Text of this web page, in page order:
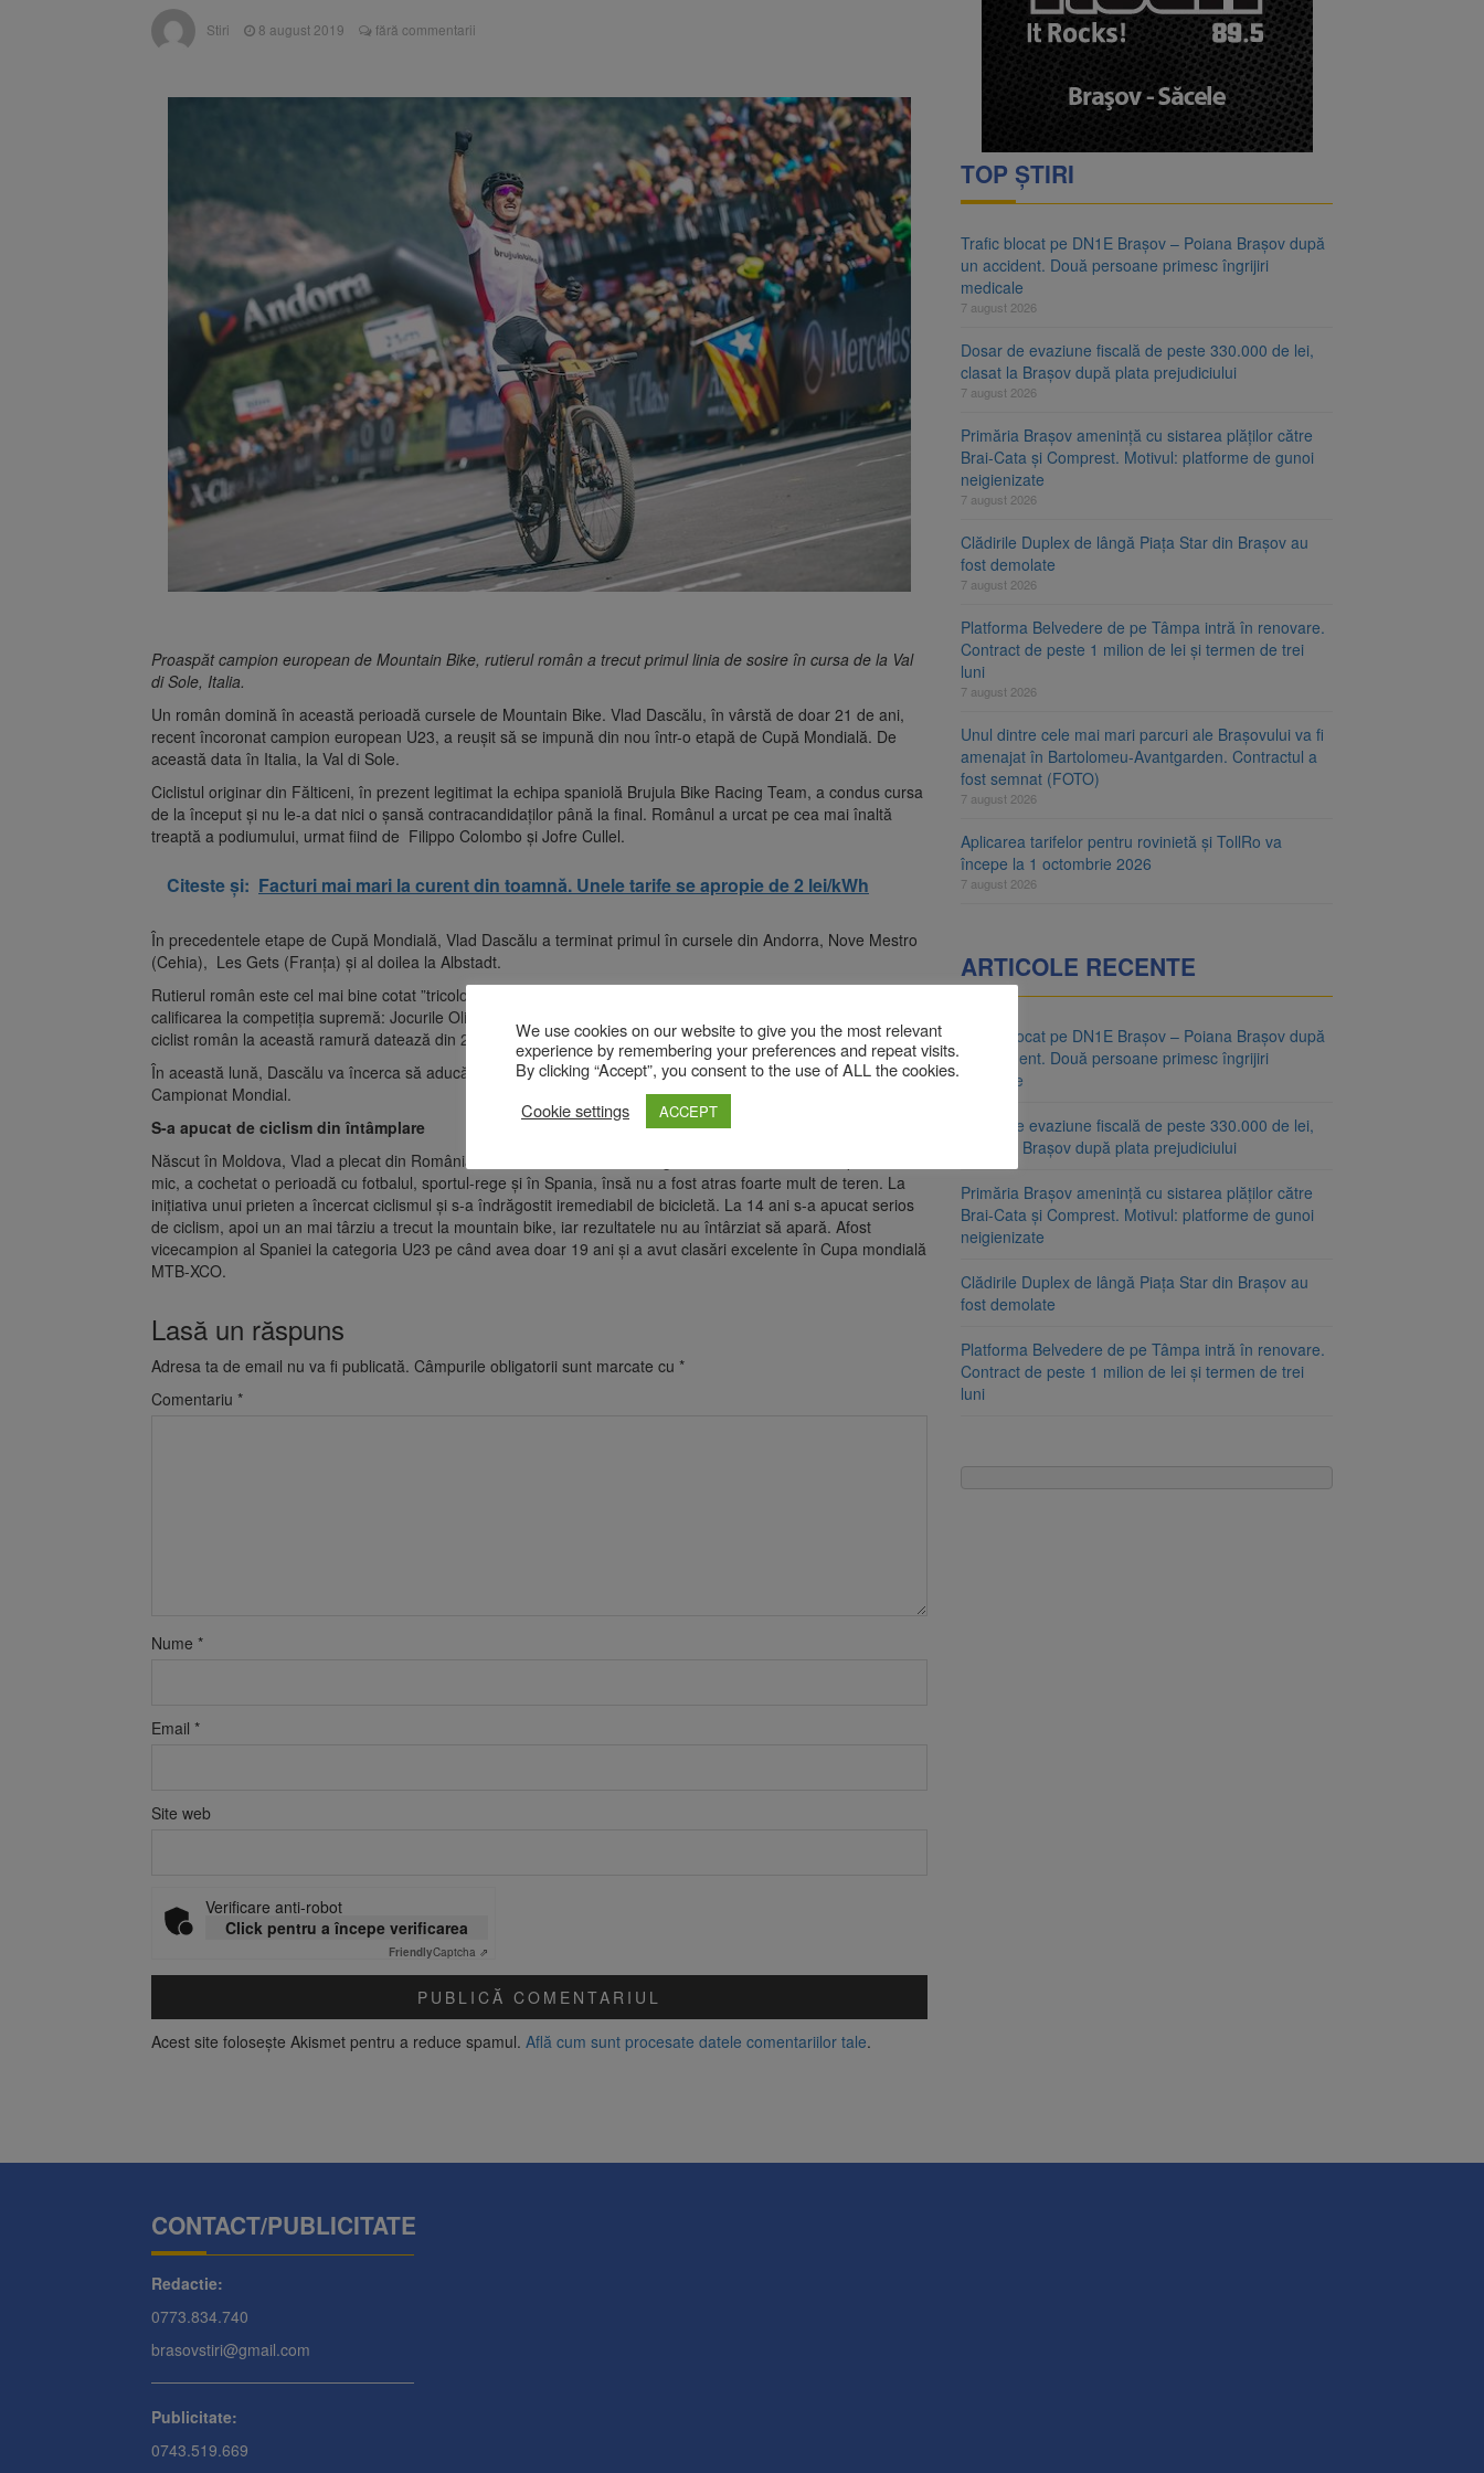
Unul dintre cele mai mari parcuri ale Brașovului va fi amenajat în Bartolomeu-Avantgarden. Contractul a
fost semnat (FOTO)
Trafic blocat pe DN1E Brașov – Poiana Brașov după un accident. Două persoane primesc îngrijiri
Stiri 8 august 2019 fără commentarii
Proaspăt campion european de Mountain Bike, rutierul român a trecut primul linia de sosire în cursa de la Val
di Sole, Italia.
Un român domină în această perioadă cursele de Mountain Bike. Vlad Dascălu, în vârstă de doar 21 de ani,
recent încoronat campion european U23, a reușit să se impună din nou într-o etapă de Cupă Mondială. De
această data în Italia, la Val di Sole.
Ciclistul originar din Fălticeni, în prezent legitimat la echipa spaniolă Brujula Bike Racing Team, a condus cursa
de la început și nu le-a dat nici o șansă contracandidaților până la final. Românul a urcat pe cea mai înaltă
treaptă a podiumului, urmat fiind de Filippo Colombo și Jofre Cullel.
Citeste și: Facturi mai mari la curent din toamnă. Unele tarife se apropie de 2 lei/kWh
În precedentele etape de Cupă Mondială, Vlad Dascălu a terminat primul în cursele din Andorra, Nove Mestro
(Cehia), Les Gets (Franța) și al doilea la Albstadt.
Rutierul român este cel mai bine cotat ”tricolor” în acest moment și una dintre speranțele țării noastre pentru
calificarea la competiția supremă: Jocurile Olimpice de la Tokyo, din 2020. Singura participare olimpică a unui
ciclist român la această ramură datează din 2004, când Ovidiu Tudor Oprea obținea locul 37 la Atena.
În această lună, Dascălu va încerca să aducă în Canada prima medalie din istorie pentru România la un
Campionat Mondial.
S-a apucat de ciclism din întâmplare
Născut în Moldova, Vlad a plecat din România la doar nouă ani, cu întreaga familie. A vrut să facă sport de
mic, a cochetat o perioadă cu fotbalul, sportul-rege și în Spania, însă nu a fost atras foarte mult de teren. La
inițiativa unui prieten a încercat ciclismul și s-a îndrăgostit iremediabil de bicicletă. La 14 ani s-a apucat serios
de ciclism, apoi un an mai târziu a trecut la mountain bike, iar rezultatele nu au întârziat să apară. Afost
vicecampion al Spaniei la categoria U23 pe când avea doar 19 ani și a avut clasări excelente în Cupa mondială
MTB-XCO.
Lasă un răspuns
Adresa ta de email nu va fi publicată. Câmpurile obligatorii sunt marcate cu *
Comentariu *
Nume *
Email *
Site web
Verificare anti-robot
Click pentru a începe verificarea
FriendlyCaptcha ⇗
Acest site folosește Akismet pentru a reduce spamul. Află cum sunt procesate datele comentariilor tale.
TOP ȘTIRI
Trafic blocat pe DN1E Brașov – Poiana Brașov după
un accident. Două persoane primesc îngrijiri
medicale
7 august 2026
Dosar de evaziune fiscală de peste 330.000 de lei,
clasat la Brașov după plata prejudiciului
7 august 2026
Primăria Brașov amenință cu sistarea plăților către
Brai-Cata și Comprest. Motivul: platforme de gunoi
neigienizate
7 august 2026
Clădirile Duplex de lângă Piața Star din Brașov au
fost demolate
7 august 2026
Platforma Belvedere de pe Tâmpa intră în renovare.
Contract de peste 1 milion de lei și termen de trei
luni
7 august 2026
Unul dintre cele mai mari parcuri ale Brașovului va fi
amenajat în Bartolomeu-Avantgarden. Contractul a
fost semnat (FOTO)
7 august 2026
Aplicarea tarifelor pentru rovinietă și TollRo va
începe la 1 octombrie 2026
7 august 2026
ARTICOLE RECENTE
Trafic blocat pe DN1E Brașov – Poiana Brașov după
un accident. Două persoane primesc îngrijiri
medicale
Dosar de evaziune fiscală de peste 330.000 de lei,
clasat la Brașov după plata prejudiciului
Primăria Brașov amenință cu sistarea plăților către
Brai-Cata și Comprest. Motivul: platforme de gunoi
neigienizate
Clădirile Duplex de lângă Piața Star din Brașov au
fost demolate
Platforma Belvedere de pe Tâmpa intră în renovare.
Contract de peste 1 milion de lei și termen de trei
luni
CONTACT/PUBLICITATE
Redactie:
0773.834.740
brasovstiri@gmail.com
Publicitate:
0743.519.669
We use cookies on our website to give you the most relevant
experience by remembering your preferences and repeat visits.
By clicking “Accept”, you consent to the use of ALL the cookies.
Cookie settings
ACCEPT